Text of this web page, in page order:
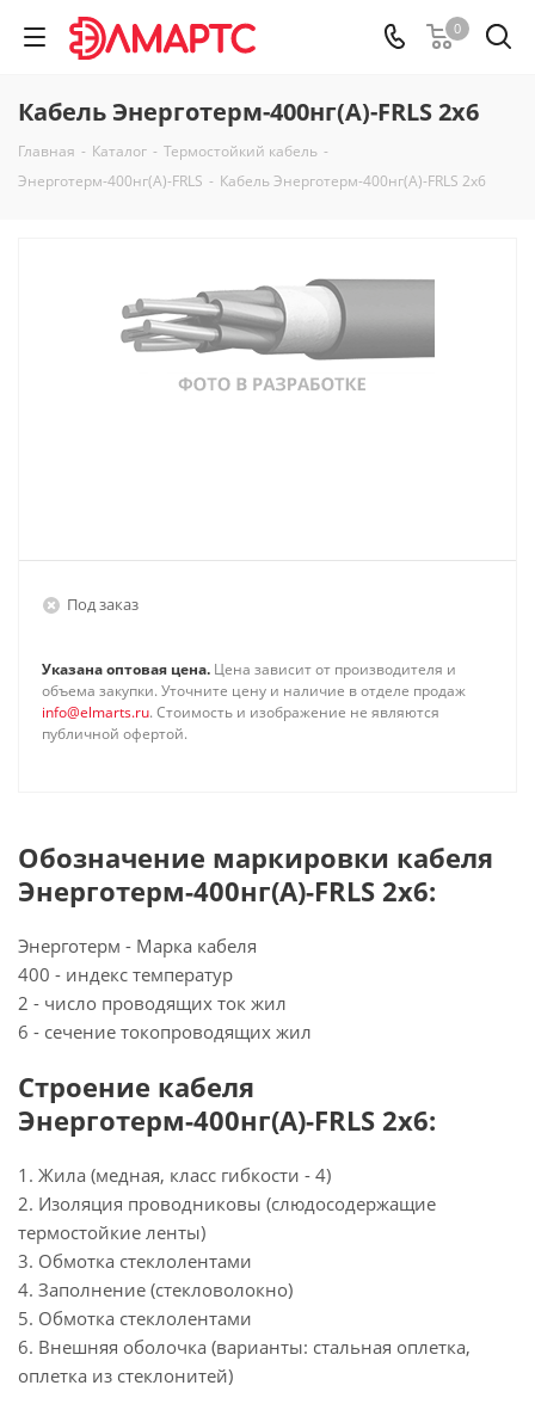
0
Кабель Энерготерм-400нг(А)-FRLS 2х6
Главная - Каталог - Термостойкий кабель -
Энерготерм-400нг(А)-FRLS - Кабель Энерготерм-400нг(А)-FRLS 2х6
Под заказ
Указана оптовая цена. Цена зависит от производителя и
объема закупки. Уточните цену и наличие в отделе продаж
info@elmarts.ru. Стоимость и изображение не являются
публичной офертой.
Обозначение маркировки кабеля
Энерготерм-400нг(А)-FRLS 2х6:
Энерготерм - Марка кабеля
400 - индекс температур
2 - число проводящих ток жил
6 - сечение токопроводящих жил
Строение кабеля
Энерготерм-400нг(А)-FRLS 2х6:
1. Жила (медная, класс гибкости - 4)
2. Изоляция проводниковы (слюдосодержащие
термостойкие ленты)
3. Обмотка стеклолентами
4. Заполнение (стекловолокно)
5. Обмотка стеклолентами
6. Внешняя оболочка (варианты: стальная оплетка,
оплетка из стеклонитей)